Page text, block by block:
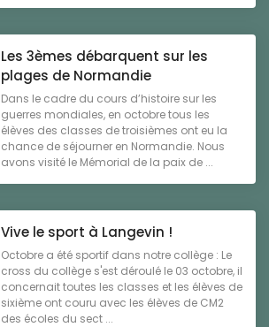
Les 3èmes débarquent sur les
plages de Normandie
Dans le cadre du cours d’histoire sur les
guerres mondiales, en octobre tous les
élèves des classes de troisièmes ont eu la
chance de séjourner en Normandie. Nous
avons visité le Mémorial de la paix de ...
Vive le sport à Langevin !
Octobre a été sportif dans notre collège : Le
cross du collège s'est déroulé le 03 octobre, il
concernait toutes les classes et les élèves de
sixième ont couru avec les élèves de CM2
des écoles du sect ...